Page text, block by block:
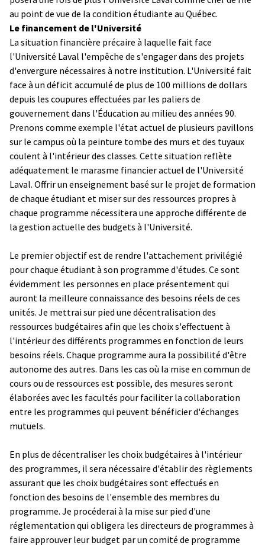
au point de vue de la condition étudiante au Québec.
Le financement de l'Université
La situation financière précaire à laquelle fait face
l'Université Laval l'empêche de s'engager dans des projets
d'envergure nécessaires à notre institution. L'Université fait
face à un déficit accumulé de plus de 100 millions de dollars
depuis les coupures effectuées par les paliers de
gouvernement dans l'Éducation au milieu des années 90.
Prenons comme exemple l'état actuel de plusieurs pavillons
sur le campus où la peinture tombe des murs et des tuyaux
coulent à l'intérieur des classes. Cette situation reflète
adéquatement le marasme financier actuel de l'Université
Laval. Offrir un enseignement basé sur le projet de formation
de chaque étudiant et miser sur des ressources propres à
chaque programme nécessitera une approche différente de
la gestion actuelle des budgets à l'Université.
Le premier objectif est de rendre l'attachement privilégié
pour chaque étudiant à son programme d'études. Ce sont
évidemment les personnes en place présentement qui
auront la meilleure connaissance des besoins réels de ces
unités. Je mettrai sur pied une décentralisation des
ressources budgétaires afin que les choix s'effectuent à
l'intérieur des différents programmes en fonction de leurs
besoins réels. Chaque programme aura la possibilité d'être
autonome des autres. Dans les cas où la mise en commun de
cours ou de ressources est possible, des mesures seront
élaborées avec les facultés pour faciliter la collaboration
entre les programmes qui peuvent bénéficier d'échanges
mutuels.
En plus de décentraliser les choix budgétaires à l'intérieur
des programmes, il sera nécessaire d'établir des règlements
assurant que les choix budgétaires sont effectués en
fonction des besoins de l'ensemble des membres du
programme. Je procéderai à la mise sur pied d'une
réglementation qui obligera les directeurs de programmes à
faire approuver leur budget par un comité de programme